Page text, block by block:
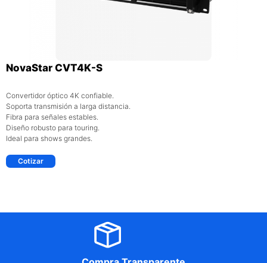
NovaStar CVT4K-S
Convertidor óptico 4K confiable.
Soporta transmisión a larga distancia.
Fibra para señales estables.
Diseño robusto para touring.
Ideal para shows grandes.
Cotizar